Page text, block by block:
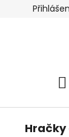
Obchodní